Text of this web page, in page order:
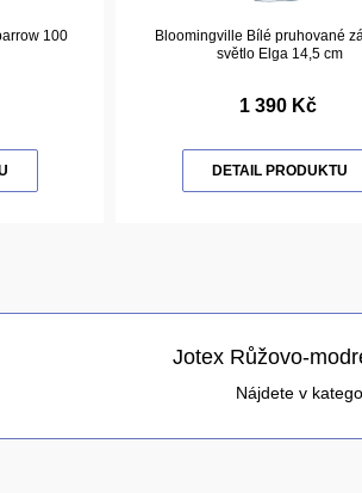
100
Bloomingville Bílé pruhované
světlo Elga 14,5 cm
1 390 Kč
DETAIL PRODUKTU
Jotex Růžovo-
Nájdete v